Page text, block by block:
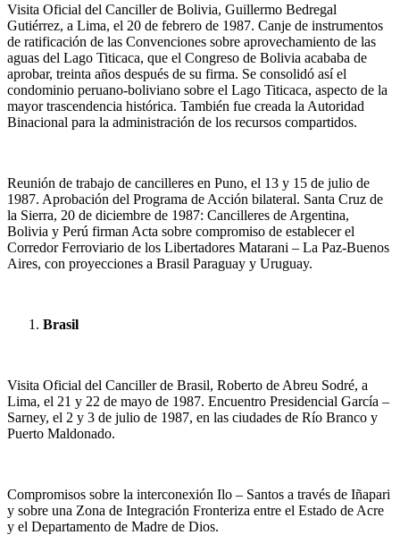
Visita Oficial del Canciller de Bolivia, Guillermo Bedregal
Gutiérrez, a Lima, el 20 de febrero de 1987. Canje de instrumentos
de ratificación de las Convenciones sobre aprovechamiento de las
aguas del Lago Titicaca, que el Congreso de Bolivia acababa de
aprobar, treinta años después de su firma. Se consolidó así el
condominio peruano-boliviano sobre el Lago Titicaca, aspecto de la
mayor trascendencia histórica. También fue creada la Autoridad
Binacional para la administración de los recursos compartidos.
Reunión de trabajo de cancilleres en Puno, el 13 y 15 de julio de
1987. Aprobación del Programa de Acción bilateral. Santa Cruz de
la Sierra, 20 de diciembre de 1987: Cancilleres de Argentina,
Bolivia y Perú firman Acta sobre compromiso de establecer el
Corredor Ferroviario de los Libertadores Matarani – La Paz-Buenos
Aires, con proyecciones a Brasil Paraguay y Uruguay.
Brasil
Visita Oficial del Canciller de Brasil, Roberto de Abreu Sodré, a
Lima, el 21 y 22 de mayo de 1987. Encuentro Presidencial García –
Sarney, el 2 y 3 de julio de 1987, en las ciudades de Río Branco y
Puerto Maldonado.
Compromisos sobre la interconexión Ilo – Santos a través de Iñapari
y sobre una Zona de Integración Fronteriza entre el Estado de Acre
y el Departamento de Madre de Dios.